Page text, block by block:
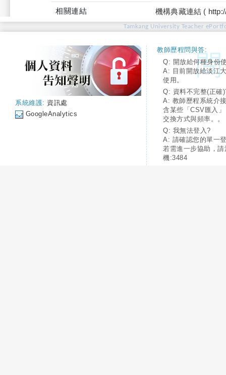
相關連結 機構典藏連結 (
Tamkang University Teacher
系統維護: 資訊處
GoogleAnalytics
教師歷程問與答:
Q: 開放給何種身份
A: 目前開放給淡江
使用。
Q: 資料不完整(正確
A: 教師歷程系統介
含某些「CSV匯入
交換方式與頻率。。
Q: 我無法登入?
A: 請確認您的單一
若需進一步協助，
機:3484